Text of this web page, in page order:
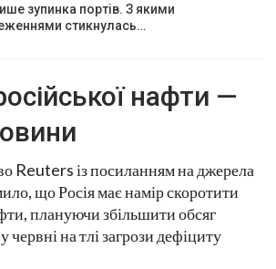
зупинка портів. З якими
стикнулась…
нафти —
Reuters із посиланням на джерела
що Росія має намір скоротити
плануючи збільшити обсяг
на тлі загрози дефіциту